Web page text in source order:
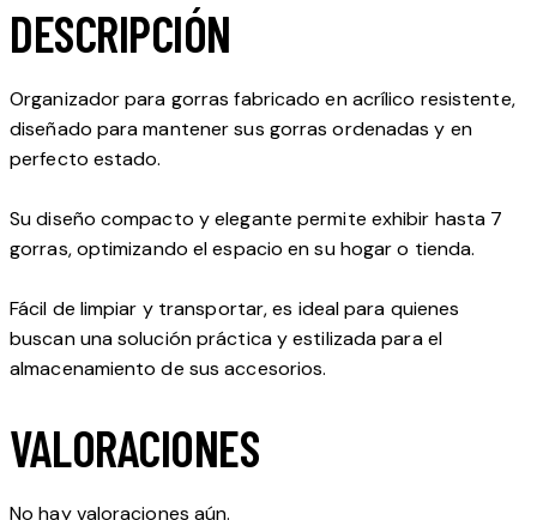
DESCRIPCIÓN
Organizador para gorras fabricado en acrílico resistente,
diseñado para mantener sus gorras ordenadas y en
perfecto estado.
Su diseño compacto y elegante permite exhibir hasta 7
gorras, optimizando el espacio en su hogar o tienda.
Fácil de limpiar y transportar, es ideal para quienes
buscan una solución práctica y estilizada para el
almacenamiento de sus accesorios.
VALORACIONES
No hay valoraciones aún.